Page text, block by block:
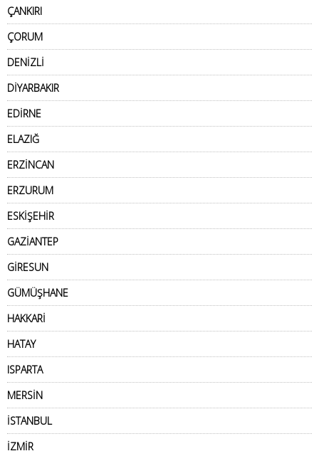
ÇANKIRI
ÇORUM
DENİZLİ
DİYARBAKIR
EDİRNE
ELAZIĞ
ERZİNCAN
ERZURUM
ESKİŞEHİR
GAZİANTEP
GİRESUN
GÜMÜŞHANE
HAKKARİ
HATAY
ISPARTA
MERSİN
İSTANBUL
İZMİR